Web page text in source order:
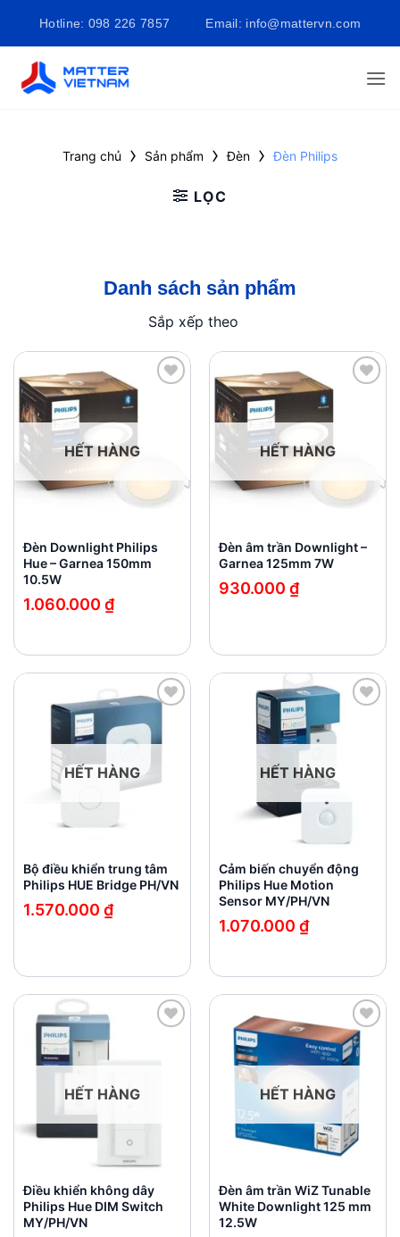
dung
Email: info@mattervn.com
Hotline: 098 226 7857
Trang chủ › Sản phẩm ›Đèn ›Đèn Philips
LỌC
Danh sách sản phẩm
Sắp xếp theo
HẾT HÀNG
Đèn Downlight Philips
Hue – Garnea 150mm
10.5W
1.060.000 ₫
HẾT HÀNG
Đèn âm trần Downlight –
Garnea 125mm 7W
930.000 ₫
wishlist
HẾT HÀNG
Bộ điều khiển trung tâm
Philips HUE Bridge PH/VN
1.570.000 ₫
HẾT HÀNG
Cảm biến chuyển động
Philips Hue Motion
Sensor MY/PH/VN
1.070.000 ₫
HẾT HÀNG
Điều khiển không dây
Philips Hue DIM Switch
MY/PH/VN
Add to
wishlist
HẾT HÀNG
Đèn âm trần WiZ Tunable
White Downlight 125 mm
12.5W